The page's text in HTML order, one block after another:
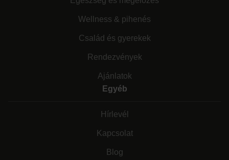
Wellness & pihenés
Család és gyerekek
Rendezvények
Ajánlatok
Egyéb
Hírlevél
Kapcsolat
Blog